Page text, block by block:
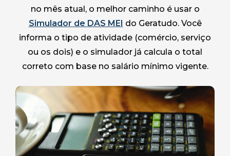
no mês atual, o melhor caminho é usar o
Simulador de DAS MEI do Geratudo. Você
informa o tipo de atividade (comércio, serviço
ou os dois) e o simulador já calcula o total
correto com base no salário mínimo vigente.